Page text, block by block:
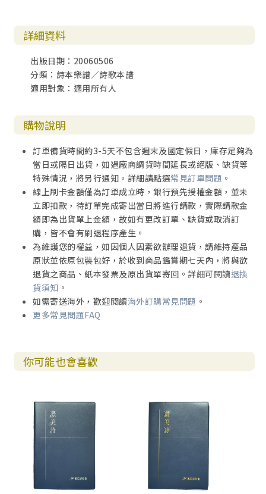
詳細資料
出版日期：20060506
分類：詩本樂譜／詩歌本譜
適用對象：適用所有人
購物說明
訂單備貨時間約3-5天不包含週末及國定假日，庫存足夠為
當日或隔日出貨，如遇廠商調貨時間延長或絕版、缺貨等
特殊情況，將另行通知。詳細請點選常見訂單問題 。
線上刷卡金額僅為訂單成立時，銀行預先授權金額，並未
立即扣款，待訂單完成寄出當日將進行請款，實際請款金
額即為出貨單上金額，故如有更改訂單、缺貨或取消訂
購，皆不會有刷退程序產生。
為維護您的權益，如因個人因素欲辦理退貨，請維持產品
原狀並依原包裝包好，於收到商品鑑賞期七天內，將與欲
退貨之商品、紙本發票及原出貨單寄回。詳細可閱讀退換
貨須知 。
如需寄送海外，歡迎閱讀海外訂購常見問題 。
更多常見問題FAQ
你可能也會喜歡